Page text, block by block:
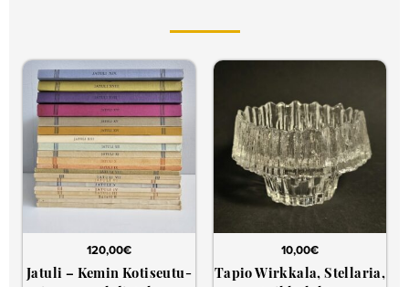
120,00€
Jatuli – Kemin Kotiseutu-
10,00€
Tapio Wirkkala, Stellaria,